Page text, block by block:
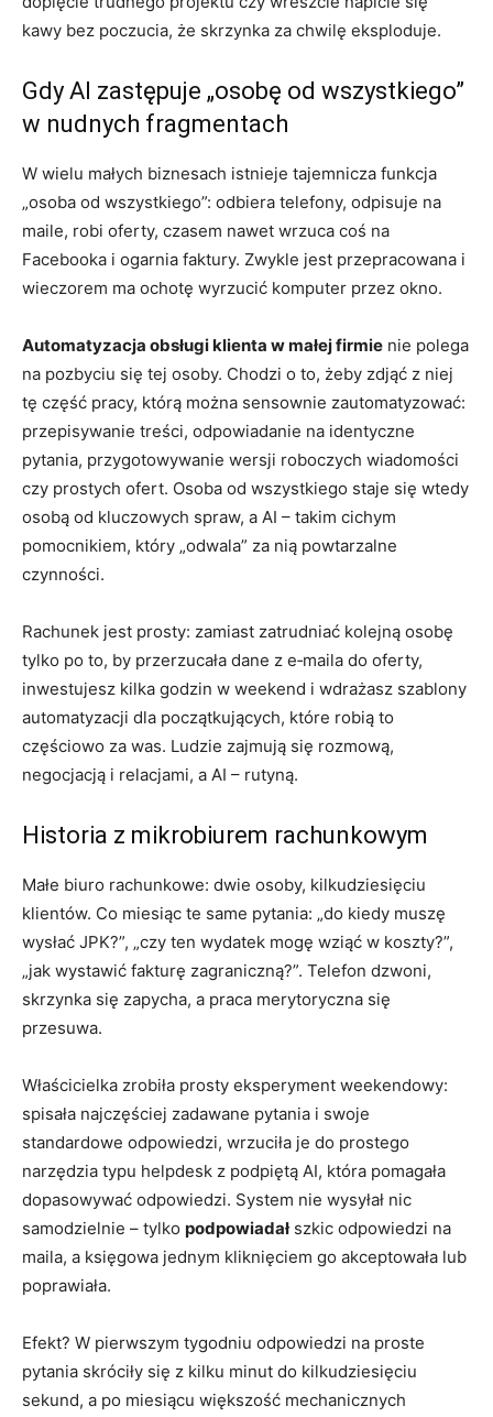
kawy bez poczucia, że skrzynka za chwilę eksploduje.
Gdy AI zastępuje „osobę od wszystkiego”
w nudnych fragmentach
W wielu małych biznesach istnieje tajemnicza funkcja
„osoba od wszystkiego”: odbiera telefony, odpisuje na
maile, robi oferty, czasem nawet wrzuca coś na
Facebooka i ogarnia faktury. Zwykle jest przepracowana i
wieczorem ma ochotę wyrzucić komputer przez okno.
Automatyzacja obsługi klienta w małej firmie nie polega
na pozbyciu się tej osoby. Chodzi o to, żeby zdjąć z niej
tę część pracy, którą można sensownie zautomatyzować:
przepisywanie treści, odpowiadanie na identyczne
pytania, przygotowywanie wersji roboczych wiadomości
czy prostych ofert. Osoba od wszystkiego staje się wtedy
osobą od kluczowych spraw, a AI – takim cichym
pomocnikiem, który „odwala” za nią powtarzalne
czynności.
Rachunek jest prosty: zamiast zatrudniać kolejną osobę
tylko po to, by przerzucała dane z e‑maila do oferty,
inwestujesz kilka godzin w weekend i wdrażasz szablony
automatyzacji dla początkujących, które robią to
częściowo za was. Ludzie zajmują się rozmową,
negocjacją i relacjami, a AI – rutyną.
Historia z mikrobiurem rachunkowym
Małe biuro rachunkowe: dwie osoby, kilkudziesięciu
klientów. Co miesiąc te same pytania: „do kiedy muszę
wysłać JPK?”, „czy ten wydatek mogę wziąć w koszty?”,
„jak wystawić fakturę zagraniczną?”. Telefon dzwoni,
skrzynka się zapycha, a praca merytoryczna się
przesuwa.
Właścicielka zrobiła prosty eksperyment weekendowy:
spisała najczęściej zadawane pytania i swoje
standardowe odpowiedzi, wrzuciła je do prostego
narzędzia typu helpdesk z podpiętą AI, która pomagała
dopasowywać odpowiedzi. System nie wysyłał nic
samodzielnie – tylko podpowiadałszkic odpowiedzi na
maila, a księgowa jednym kliknięciem go akceptowała lub
poprawiała.
Efekt? W pierwszym tygodniu odpowiedzi na proste
pytania skróciły się z kilku minut do kilkudziesięciu
sekund, a po miesiącu większość mechanicznych